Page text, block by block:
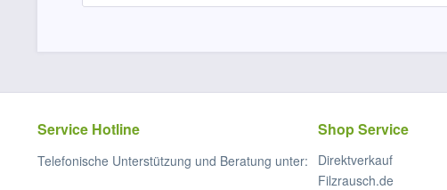
Service Hotline
Telefonische Unterstützung und Beratung unter:
Shop Service
Direktverkauf
Filzrausch.de